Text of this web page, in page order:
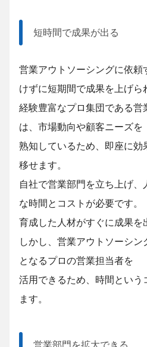
短時間で成果が出る
営業アウトソーシングに依頼
けずに短期間で成果を上げら
経験豊富なプロ集団である営
は、市場動向や顧客ニーズを
熟知しているため、即座に効
移せます。
自社で営業部門を立ち上げ
な時間とコストが必要です。
育成した人材がすぐに成果を
しかし、営業アウトソーシ
となるプロの営業担当者を
活用できるため、 時間という
ます。
営業部門を拡大できる